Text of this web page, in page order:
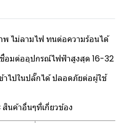
ไม่ลามไฟ ทนต่อความร้อนได้
ชื่อมต่ออุปกรณ์ไฟฟ้าสูงสุด 16-32
าไปในปลั๊กได้ ปลอดภัยต่อผู้ใช้
สินค้าอื่นๆที่เกี่ยวข้อง